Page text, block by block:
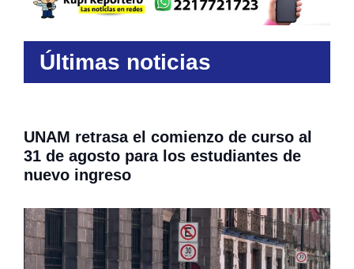
Últimas noticias
UNAM retrasa el comienzo de curso al
31 de agosto para los estudiantes de
nuevo ingreso